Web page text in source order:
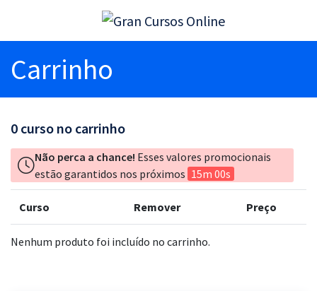
Carrinho
0 curso no carrinho
Não perca a chance! Esses valores promocionais
estão garantidos nos próximos 15m 00s
Curso Remover Preço
Nenhum produto foi incluído no carrinho.